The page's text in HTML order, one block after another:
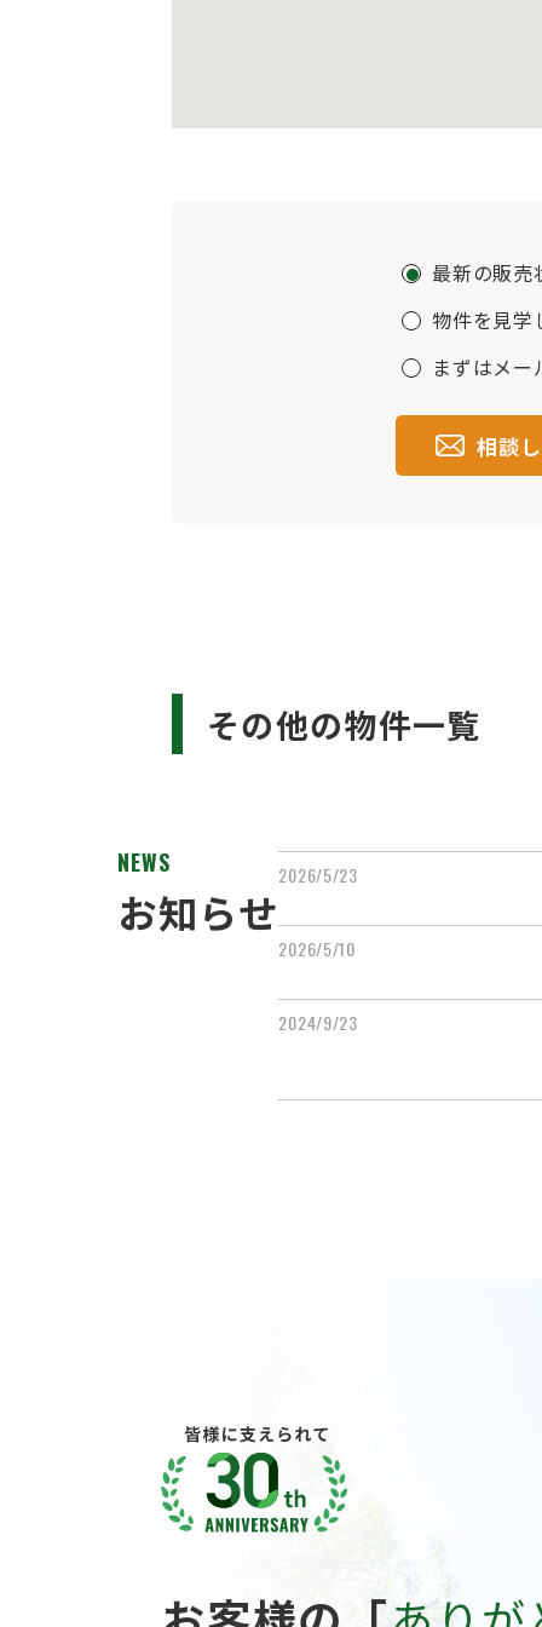
最新の販売
物件を見学
まずはメ
相談
その他の物件一覧
NEWS
お知らせ
2026/5/23
2026/5/10
2024/9/23